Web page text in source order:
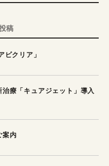
稿
ビクリア」
療「キュアジェット」導入
案内